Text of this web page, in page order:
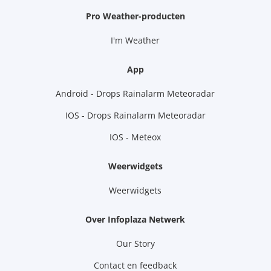
Pro Weather-producten
I'm Weather
App
Android - Drops Rainalarm Meteoradar
IOS - Drops Rainalarm Meteoradar
IOS - Meteox
Weerwidgets
Weerwidgets
Over Infoplaza Netwerk
Our Story
Contact en feedback